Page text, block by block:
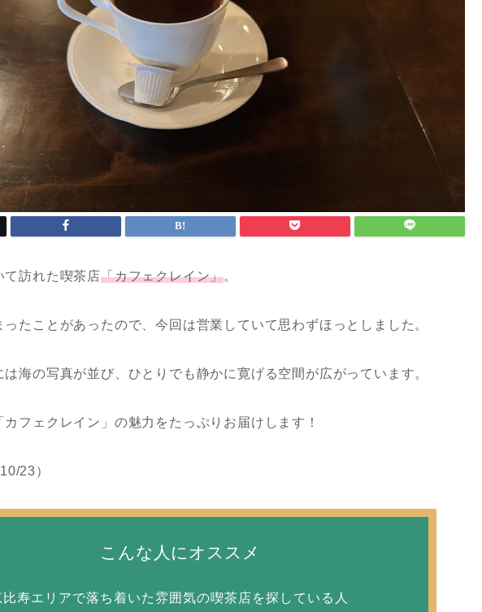
て訪れた喫茶店「カフェクレイン」。
ったことがあったので、今回は営業していて思わずほっとしました。
海の写真が並び、ひとりでも静かに寛げる空間が広がっています。
フェクレイン」の魅力をたっぷりお届けします！
23）
こんな人にオススメ
比寿エリアで落ち着いた雰囲気の喫茶店を探している人